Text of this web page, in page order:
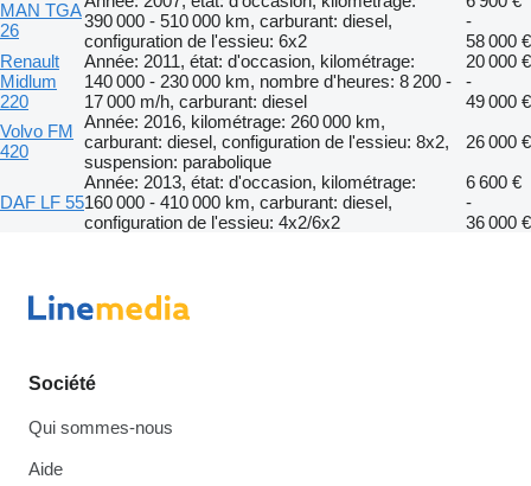
MAN TGA
26
390 000 - 510 000 km, carburant: diesel,
configuration de l'essieu: 6x2
-
58 000 €
Renault
Midlum
220
Année: 2011, état: d'occasion, kilométrage:
140 000 - 230 000 km, nombre d'heures: 8 200 -
17 000 m/h, carburant: diesel
20 000 €
-
49 000 €
Volvo FM
420
Année: 2016, kilométrage: 260 000 km,
carburant: diesel, configuration de l'essieu: 8x2,
suspension: parabolique
26 000 €
DAF LF 55
Année: 2013, état: d'occasion, kilométrage:
160 000 - 410 000 km, carburant: diesel,
configuration de l'essieu: 4x2/6x2
6 600 €
-
36 000 €
Société
Qui sommes-nous
Aide